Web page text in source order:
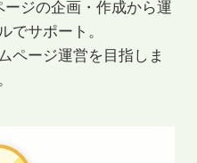
内です。年内は12/26日(金)
開始となります。サポート
ジの企画・作成から運
でサポート。
ページ運営を目指しま